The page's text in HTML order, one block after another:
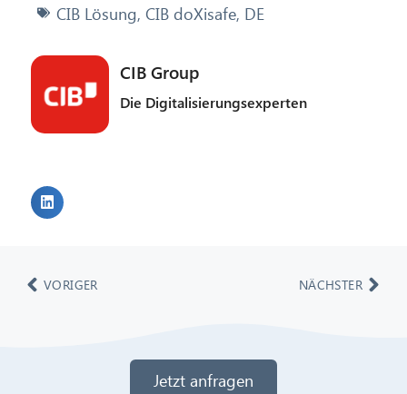
CIB Lösung, CIB doXisafe, DE
CIB Group
Die Digitalisierungsexperten
VORIGER NÄCHSTER
Jetzt anfragen